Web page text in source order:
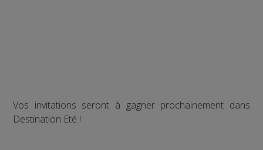
Vos invitations seront à gagner prochainement dans
Destination Eté !